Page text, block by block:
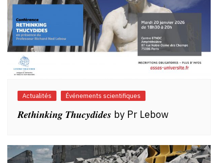
Actualités Événements scientifiques
𝑹𝒆𝒕𝒉𝒊𝒏𝒌𝒊𝒏𝒈 𝑻𝒉𝒖𝒄𝒚𝒅𝒊𝒅𝒆𝒔 by Pr Lebow